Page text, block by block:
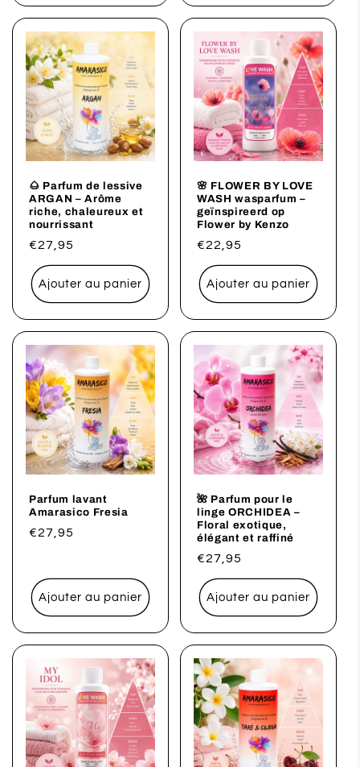
🌰 Parfum de lessive
ARGAN – Arôme
riche, chaleureux et
nourrissant
Prix
habituel
€27,95
Ajouter au panier
🌸 FLOWER BY LOVE
WASH wasparfum –
geïnspireerd op
Flower by Kenzo
Prix
habituel
€22,95
Ajouter au panier
Parfum lavant
Amarasico Fresia
Prix
€27,95
Ajouter au panier
🌺 Parfum pour le
linge ORCHIDEA –
Floral exotique,
élégant et raffiné
Prix
habituel
€27,95
Ajouter au panier